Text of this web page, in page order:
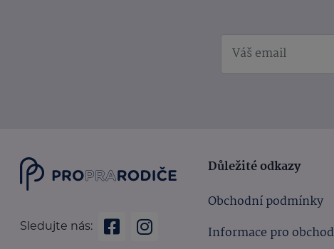
Sledujte nás:
Důležité odkazy
Obchodní podmínky
Informace pro